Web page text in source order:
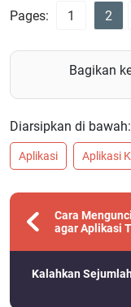
Pages: 1 2
Bagikan
Diarsipkan di bawah:
Aplikasi Aplikasi
Cara
agar Aplikasi
Kalahkan